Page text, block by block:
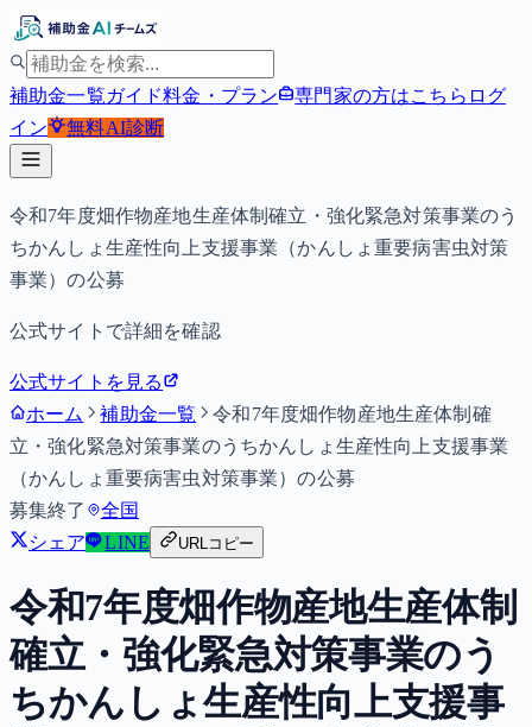
補助金一覧ガイド料金・プラン 専門家の方はこちら ログ
イン
無料AI診断
令和7年度畑作物産地生産体制確立・強化緊急対策事業のう
ちかんしょ生産性向上支援事業（かんしょ重要病害虫対策
事業）の公募
公式サイトで詳細を確認
公式サイトを見る
ホーム
補助金一覧
令和7年度畑作物産地生産体制確
立・強化緊急対策事業のうちかんしょ生産性向上支援事業
（かんしょ重要病害虫対策事業）の公募
募集終了
全国
シェア
LINE URLコピー
令和7年度畑作物産地生産体制
確立・強化緊急対策事業のう
ちかんしょ生産性向上支援事